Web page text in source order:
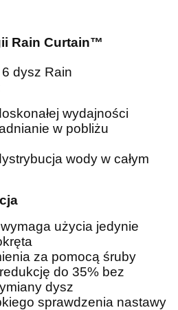
Rain Curtain™
dysz Rain
wydajności
w pobliżu
wody w całym
użycia jedynie
za pomocą śruby
do 35% bez
dysz
sprawdzenia nastawy